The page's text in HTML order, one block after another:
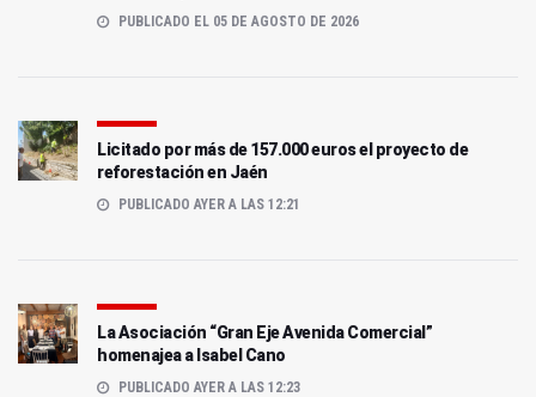
PUBLICADO EL 05 DE AGOSTO DE 2026
Licitado por más de 157.000 euros el proyecto de
reforestación en Jaén
PUBLICADO AYER A LAS 12:21
La Asociación “Gran Eje Avenida Comercial”
homenajea a Isabel Cano
PUBLICADO AYER A LAS 12:23